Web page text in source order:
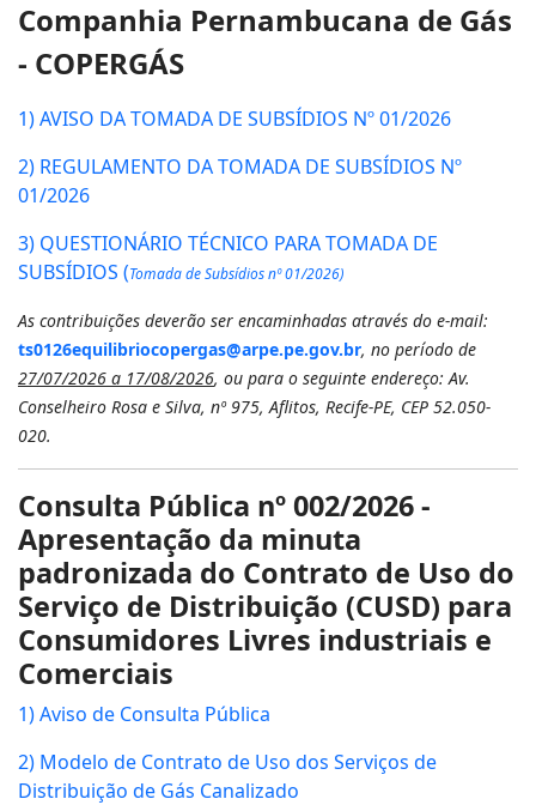
Companhia Pernambucana de Gás
- COPERGÁS
1) AVISO DA TOMADA DE SUBSÍDIOS Nº 01/2026
2) REGULAMENTO DA TOMADA DE SUBSÍDIOS Nº
01/2026
3) QUESTIONÁRIO TÉCNICO PARA TOMADA DE
SUBSÍDIOS (Tomada de Subsídios nº 01/2026)
As contribuições deverão ser encaminhadas através do e-mail:
ts0126equilibriocopergas@arpe.pe.gov.br, no período de
27/07/2026 a 17/08/2026, ou para o seguinte endereço: Av.
Conselheiro Rosa e Silva, nº 975, Aflitos, Recife-PE, CEP 52.050-
020.
Consulta Pública nº 002/2026 -
Apresentação da minuta
padronizada do Contrato de Uso do
Serviço de Distribuição (CUSD) para
Consumidores Livres industriais e
Comerciais
1) Aviso de Consulta Pública
2) Modelo de Contrato de Uso dos Serviços de
Distribuição de Gás Canalizado